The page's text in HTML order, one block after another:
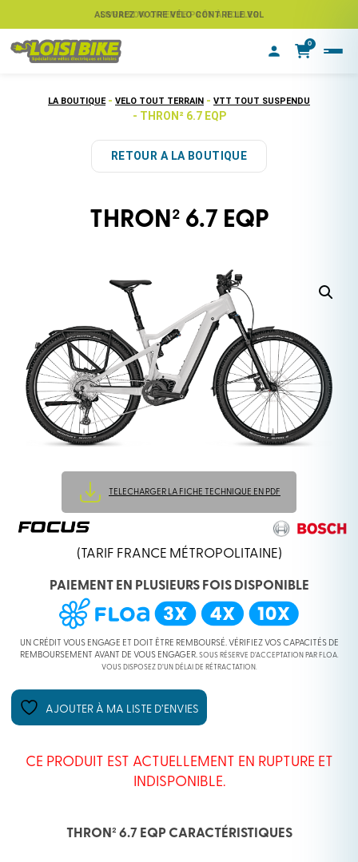
LIVRAISON OFFERTE PRÊT À ROULER
ASSUREZ VOTRE VÉLO CONTRE LE VOL
0
LA BOUTIQUE - VELO TOUT TERRAIN - VTT TOUT SUSPENDU
- THRON² 6.7 EQP
RETOUR A LA BOUTIQUE
THRON² 6.7 EQP
TELECHARGER LA FICHE TECHNIQUE EN PDF
(TARIF FRANCE MÉTROPOLITAINE)
PAIEMENT EN PLUSIEURS FOIS DISPONIBLE
UN CRÉDIT VOUS ENGAGE ET DOIT ÊTRE REMBOURSÉ. VÉRIFIEZ VOS CAPACITÉS DE
REMBOURSEMENT AVANT DE VOUS ENGAGER. SOUS RÉSERVE D’ACCEPTATION PAR FLOA.
VOUS DISPOSEZ D’UN DÉLAI DE RÉTRACTATION.
AJOUTER À MA LISTE D’ENVIES
CE PRODUIT EST ACTUELLEMENT EN RUPTURE ET
INDISPONIBLE.
THRON² 6.7 EQP CARACTÉRISTIQUES